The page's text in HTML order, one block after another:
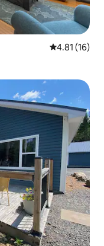
평점 4.81점
4.81 (16)